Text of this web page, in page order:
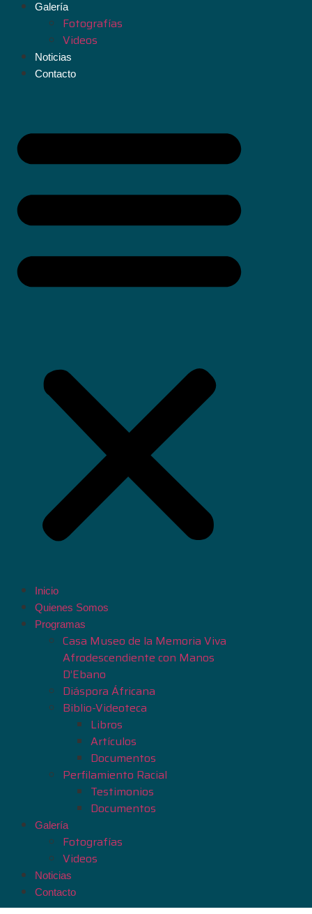
Galería
Fotografías
Videos
Noticias
Contacto
Inicio
Quienes Somos
Programas
Casa Museo de la Memoria Viva
Afrodescendiente con Manos
D’Ebano
Diáspora Áfricana
Biblio-Videoteca
Libros
Artículos
Documentos
Perfilamiento Racial
Testimonios
Documentos
Galería
Fotografías
Videos
Noticias
Contacto